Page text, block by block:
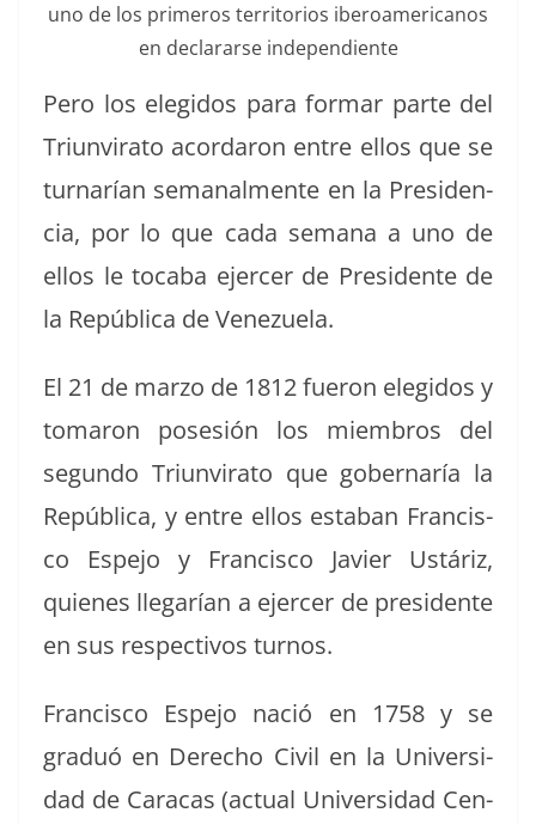
uno de los primeros ter­ri­to­rios iberoamer­i­canos
en declararse independiente
Pero los elegi­dos para for­mar parte del
Tri­un­vi­ra­to acor­daron entre ellos que se
turn­arían sem­anal­mente en la Pres­i­den­
cia, por lo que cada sem­ana a uno de
ellos le toca­ba ejercer de Pres­i­dente de
la Repúbli­ca de Venezuela.
El 21 de mar­zo de 1812 fueron elegi­dos y
tomaron pos­esión los miem­bros del
segun­do Tri­un­vi­ra­to que gob­ernaría la
Repúbli­ca, y entre ellos esta­ban Fran­cis­
co Espe­jo y Fran­cis­co Javier Ustáriz,
quienes lle­garían a ejercer de pres­i­dente
en sus respec­tivos turnos.
Fran­cis­co Espe­jo nació en 1758 y se
graduó en Dere­cho Civ­il en la Uni­ver­si­
dad de Cara­cas (actu­al Uni­ver­si­dad Cen­